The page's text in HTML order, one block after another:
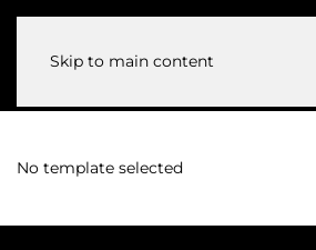
Skip to main content
No template selected